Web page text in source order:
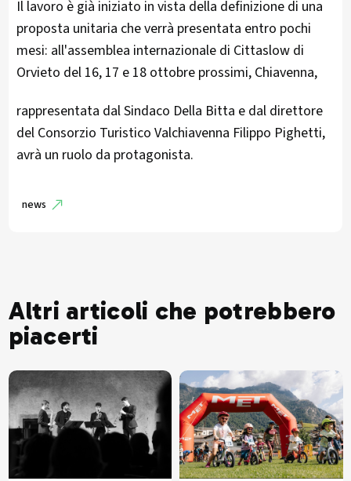
Il lavoro è già iniziato in vista della definizione di una
proposta unitaria che verrà presentata entro pochi
mesi: all'assemblea internazionale di Cittaslow di
Orvieto del 16, 17 e 18 ottobre prossimi, Chiavenna,
rappresentata dal Sindaco Della Bitta e dal direttore
del Consorzio Turistico Valchiavenna Filippo Pighetti,
avrà un ruolo da protagonista.
news
Altri articoli che potrebbero
piacerti